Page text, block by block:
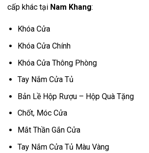
cấp khác tại Nam Khang:
Khóa Cửa
Khóa Cửa Chính
Khóa Cửa Thông Phòng
Tay Nắm Cửa Tủ
Bản Lề Hộp Rượu – Hộp Quà Tặng
Chốt, Móc Cửa
Mắt Thần Gắn Cửa
Tay Nắm Cửa Tủ Màu Vàng